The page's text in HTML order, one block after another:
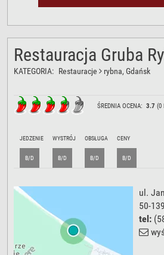
Restauracja Gruba
KATEGORIA: Restauracje rybna, Gdańsk
ŚREDNIA OCENA:3.7 (0
JEDZENIE
B/D
WYSTRÓJ
B/D
OBSŁUGA
B/D
CENY
B/D
ul.
50-139
tel: